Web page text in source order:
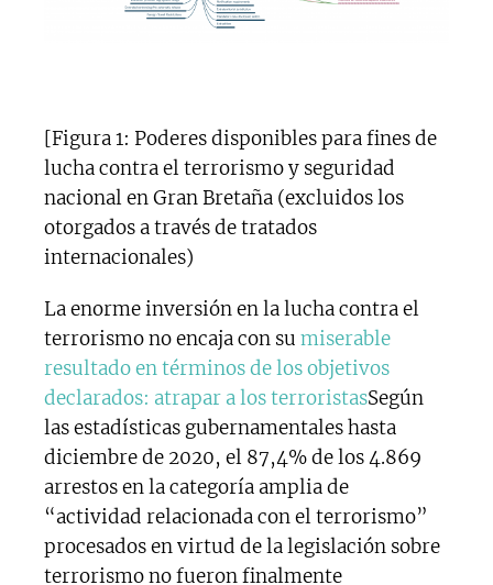
[Figura 1: Poderes disponibles para fines de
lucha contra el terrorismo y seguridad
nacional en Gran Bretaña (excluidos los
otorgados a través de tratados
internacionales)
La enorme inversión en la lucha contra el
terrorismo no encaja con su miserable
resultado en términos de los objetivos
declarados: atrapar a los terroristasSegún
las estadísticas gubernamentales hasta
diciembre de 2020, el 87,4% de los 4.869
arrestos en la categoría amplia de
“actividad relacionada con el terrorismo”
procesados en virtud de la legislación sobre
terrorismo no fueron finalmente